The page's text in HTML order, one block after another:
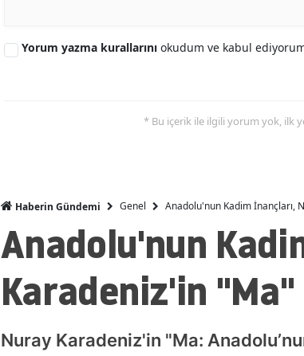
Yorum yazma kurallarını okudum ve kabul
* Bu içerik ile ilgili yorum yok, ilk
Haberin Gündemi Genel Anadolu'nun Kadim İnançları,
Anadolu'nun
Karadeniz'in "Ma"
Nuray Karadeniz'in "Ma: